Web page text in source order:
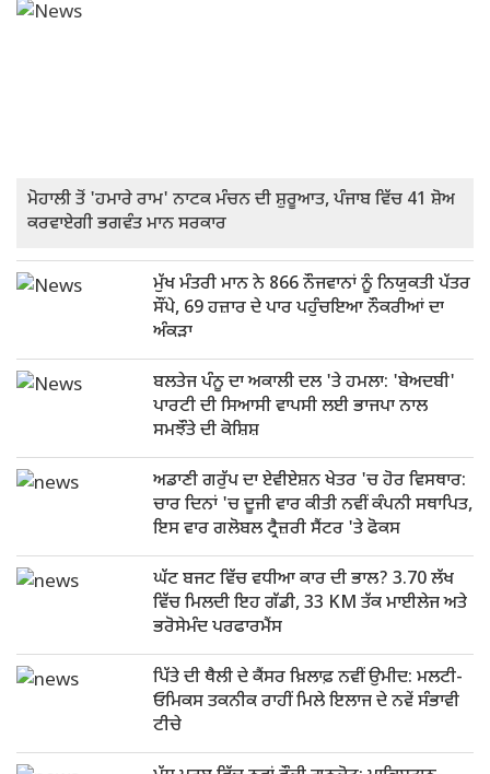
ਮੋਹਾਲੀ ਤੋਂ 'ਹਮਾਰੇ ਰਾਮ' ਨਾਟਕ ਮੰਚਨ ਦੀ ਸ਼ੁਰੂਆਤ, ਪੰਜਾਬ ਵਿੱਚ 41 ਸ਼ੋਅ
ਕਰਵਾਏਗੀ ਭਗਵੰਤ ਮਾਨ ਸਰਕਾਰ
ਮੁੱਖ ਮੰਤਰੀ ਮਾਨ ਨੇ 866 ਨੌਜਵਾਨਾਂ ਨੂੰ ਨਿਯੁਕਤੀ ਪੱਤਰ
ਸੌਂਪੇ, 69 ਹਜ਼ਾਰ ਦੇ ਪਾਰ ਪਹੁੰਚਇਆ ਨੌਕਰੀਆਂ ਦਾ
ਅੰਕੜਾ
ਬਲਤੇਜ ਪੰਨੂ ਦਾ ਅਕਾਲੀ ਦਲ 'ਤੇ ਹਮਲਾ: 'ਬੇਅਦਬੀ'
ਪਾਰਟੀ ਦੀ ਸਿਆਸੀ ਵਾਪਸੀ ਲਈ ਭਾਜਪਾ ਨਾਲ
ਸਮਝੌਤੇ ਦੀ ਕੋਸ਼ਿਸ਼
ਅਡਾਣੀ ਗਰੁੱਪ ਦਾ ਏਵੀਏਸ਼ਨ ਖੇਤਰ 'ਚ ਹੋਰ ਵਿਸਥਾਰ:
ਚਾਰ ਦਿਨਾਂ 'ਚ ਦੂਜੀ ਵਾਰ ਕੀਤੀ ਨਵੀਂ ਕੰਪਨੀ ਸਥਾਪਿਤ,
ਇਸ ਵਾਰ ਗਲੋਬਲ ਟ੍ਰੈਜ਼ਰੀ ਸੈਂਟਰ 'ਤੇ ਫੋਕਸ
ਘੱਟ ਬਜਟ ਵਿੱਚ ਵਧੀਆ ਕਾਰ ਦੀ ਭਾਲ? 3.70 ਲੱਖ
ਵਿੱਚ ਮਿਲਦੀ ਇਹ ਗੱਡੀ, 33 KM ਤੱਕ ਮਾਈਲੇਜ ਅਤੇ
ਭਰੋਸੇਮੰਦ ਪਰਫਾਰਮੈਂਸ
ਪਿੱਤੇ ਦੀ ਥੈਲੀ ਦੇ ਕੈਂਸਰ ਖ਼ਿਲਾਫ਼ ਨਵੀਂ ਉਮੀਦ: ਮਲਟੀ-
ਓਮਿਕਸ ਤਕਨੀਕ ਰਾਹੀਂ ਮਿਲੇ ਇਲਾਜ ਦੇ ਨਵੇਂ ਸੰਭਾਵੀ
ਟੀਚੇ